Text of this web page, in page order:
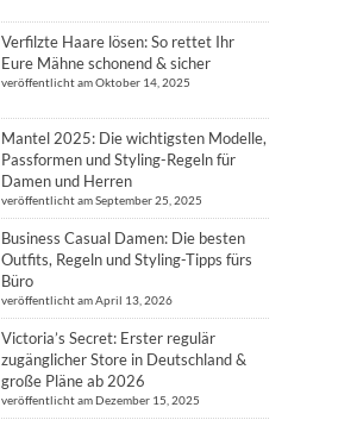
Verfilzte Haare lösen: So rettet Ihr
Eure Mähne schonend & sicher
veröffentlicht am Oktober 14, 2025
Mantel 2025: Die wichtigsten Modelle,
Passformen und Styling-Regeln für
Damen und Herren
veröffentlicht am September 25, 2025
Business Casual Damen: Die besten
Outfits, Regeln und Styling-Tipps fürs
Büro
veröffentlicht am April 13, 2026
Victoria’s Secret: Erster regulär
zugänglicher Store in Deutschland &
große Pläne ab 2026
veröffentlicht am Dezember 15, 2025